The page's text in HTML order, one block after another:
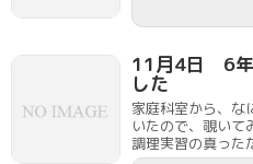
11月4日 6年
した
家庭科室から、な
いたので、覗いて
調理実習の真った